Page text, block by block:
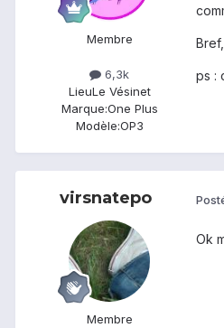
Membre
6,3k
LieuLe Vésinet
Marque:One Plus
Modèle:OP3
ps :
virsnatepo
Membre
Ok